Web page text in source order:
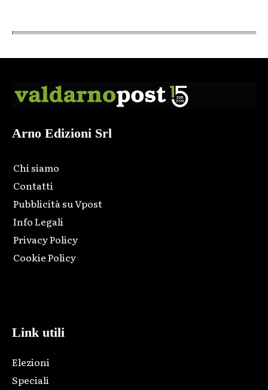
Arno Edizioni Srl
Chi siamo
Contatti
Pubblicità su Vpost
Info Legali
Privacy Policy
Cookie Policy
Link utili
Elezioni
Speciali